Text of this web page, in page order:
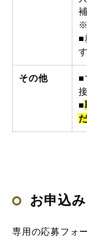
※
■
その他
■
■
お申込み
専用の応募フォ